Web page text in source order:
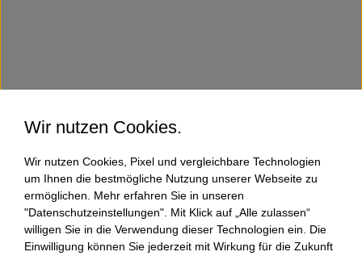
Wir nutzen Cookies.
Wir nutzen Cookies, Pixel und vergleichbare Technologien
um Ihnen die bestmögliche Nutzung unserer Webseite zu
ermöglichen. Mehr erfahren Sie in unseren
"Datenschutzeinstellungen". Mit Klick auf „Alle zulassen“
willigen Sie in die Verwendung dieser Technologien ein. Die
Einwilligung können Sie jederzeit mit Wirkung für die Zukunft